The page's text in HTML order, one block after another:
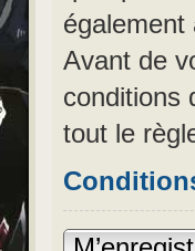
également
Avant de
conditions
tout le